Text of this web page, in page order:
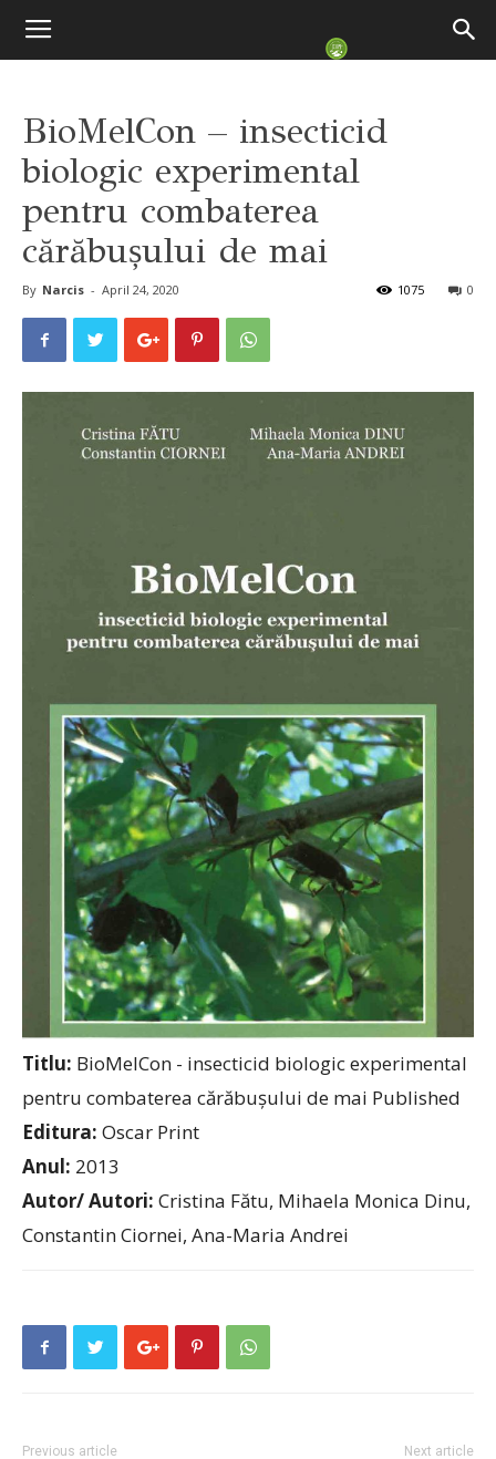
BioMelCon – insecticid
biologic experimental
pentru combaterea
cărăbușului de mai
By Narcis - April 24, 2020 0
1075
Titlu: BioMelCon - insecticid biologic experimental
pentru combaterea cărăbușului de mai Published
Editura: Oscar Print
Anul: 2013
Autor/ Autori: Cristina Fătu, Mihaela Monica Dinu,
Constantin Ciornei, Ana-Maria Andrei
Previous article Next article